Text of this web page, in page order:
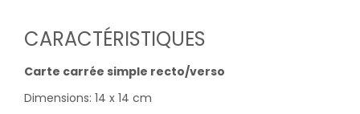
CARACTÉRISTIQUES
Carte carrée simple recto/verso
Dimensions: 14 x 14 cm